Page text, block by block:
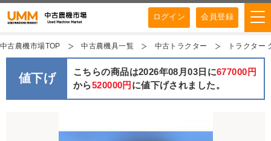
ログイン 会員登録
中古農機市場TOP 中古農機具一覧 中古トラクター トラクタ
値下げ こちらの商品は2026年08月03日に677000円
から520000円 に値下げされました。